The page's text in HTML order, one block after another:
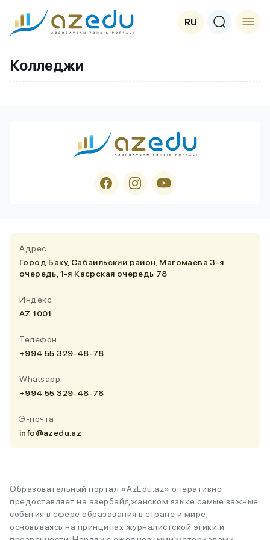
RU
Колледжи
Адрес:
Город Баку, Сабаильский район, Магомаева 3-я
очередь, 1-я Касрская очередь 78
Индекс:
AZ 1001
Телефон:
+994 55 329-48-78
Whatsapp:
+994 55 329-48-78
Э-почта:
info@azedu.az
Образовательный портал «AzEdu.az» оперативно
предоставляет на азербайджанском языке самые важные
события в сфере образования в стране и мире,
основываясь на принципах журналистской этики и